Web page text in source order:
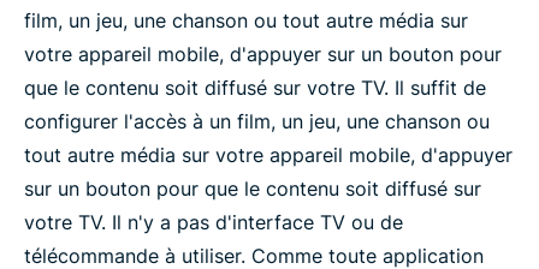
film, un jeu, une chanson ou tout autre média sur
votre appareil mobile, d'appuyer sur un bouton pour
que le contenu soit diffusé sur votre TV. Il suffit de
configurer l'accès à un film, un jeu, une chanson ou
tout autre média sur votre appareil mobile, d'appuyer
sur un bouton pour que le contenu soit diffusé sur
votre TV. Il n'y a pas d'interface TV ou de
télécommande à utiliser. Comme toute application